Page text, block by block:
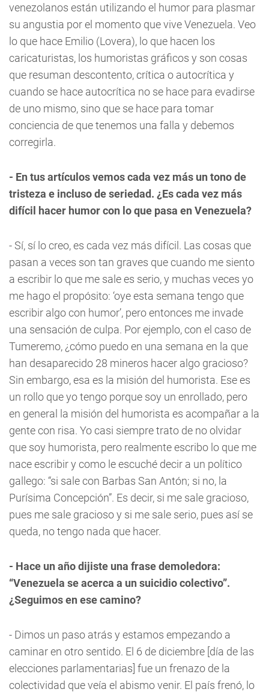
venezolanos están utilizando el humor para plasmar
su angustia por el momento que vive Venezuela. Veo
lo que hace Emilio (Lovera), lo que hacen los
caricaturistas, los humoristas gráficos y son cosas
que resuman descontento, crítica o autocrítica y
cuando se hace autocrítica no se hace para evadirse
de uno mismo, sino que se hace para tomar
conciencia de que tenemos una falla y debemos
corregirla.
- En tus artículos vemos cada vez más un tono de
tristeza e incluso de seriedad. ¿Es cada vez más
difícil hacer humor con lo que pasa en Venezuela?
- Sí, sí lo creo, es cada vez más difícil. Las cosas que
pasan a veces son tan graves que cuando me siento
a escribir lo que me sale es serio, y muchas veces yo
me hago el propósito: ‘oye esta semana tengo que
escribir algo con humor’, pero entonces me invade
una sensación de culpa. Por ejemplo, con el caso de
Tumeremo, ¿cómo puedo en una semana en la que
han desaparecido 28 mineros hacer algo gracioso?
Sin embargo, esa es la misión del humorista. Ese es
un rollo que yo tengo porque soy un enrollado, pero
en general la misión del humorista es acompañar a la
gente con risa. Yo casi siempre trato de no olvidar
que soy humorista, pero realmente escribo lo que me
nace escribir y como le escuché decir a un político
gallego: “si sale con Barbas San Antón; si no, la
Purísima Concepción”. Es decir, si me sale gracioso,
pues me sale gracioso y si me sale serio, pues así se
queda, no tengo nada que hacer.
- Hace un año dijiste una frase demoledora:
“Venezuela se acerca a un suicidio colectivo”.
¿Seguimos en ese camino?
- Dimos un paso atrás y estamos empezando a
caminar en otro sentido. El 6 de diciembre [día de las
elecciones parlamentarias] fue un frenazo de la
colectividad que veía el abismo venir. El país frenó, lo